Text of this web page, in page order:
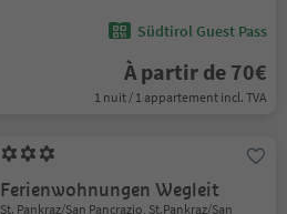
Südtirol Guest Pass
À partir de 70€
1 nuit / 1 appartement incl. TVA
Ferienwohnungen Wegleit
St. Pankraz/San Pancrazio, St.Pankraz/San